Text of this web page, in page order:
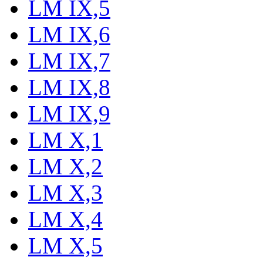
LM IX,5
LM IX,6
LM IX,7
LM IX,8
LM IX,9
LM X,1
LM X,2
LM X,3
LM X,4
LM X,5